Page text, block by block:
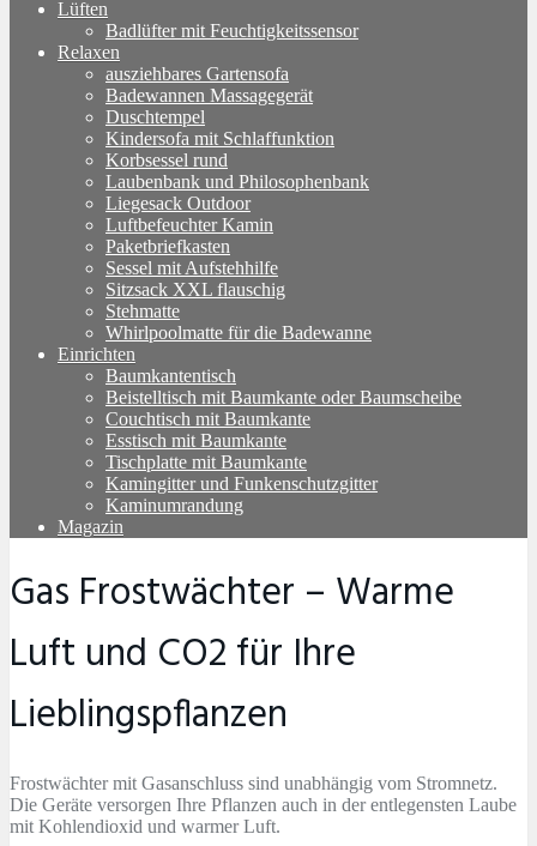
Lüften
Badlüfter mit Feuchtigkeitssensor
Relaxen
ausziehbares Gartensofa
Badewannen Massagegerät
Duschtempel
Kindersofa mit Schlaffunktion
Korbsessel rund
Laubenbank und Philosophenbank
Liegesack Outdoor
Luftbefeuchter Kamin
Paketbriefkasten
Sessel mit Aufstehhilfe
Sitzsack XXL flauschig
Stehmatte
Whirlpoolmatte für die Badewanne
Einrichten
Baumkantentisch
Beistelltisch mit Baumkante oder Baumscheibe
Couchtisch mit Baumkante
Esstisch mit Baumkante
Tischplatte mit Baumkante
Kamingitter und Funkenschutzgitter
Kaminumrandung
Magazin
Gas Frostwächter – Warme
Luft und CO2 für Ihre
Lieblingspflanzen
Frostwächter mit Gasanschluss sind unabhängig vom Stromnetz.
Die Geräte versorgen Ihre Pflanzen auch in der entlegensten Laube
mit Kohlendioxid und warmer Luft.